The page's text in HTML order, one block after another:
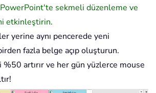
sekmeli düzenleme ve
etkinleştirin.
yerine aynı pencerede yeni
fazla belge açıp oluşturun.
artırır ve her gün yüzlerce mouse